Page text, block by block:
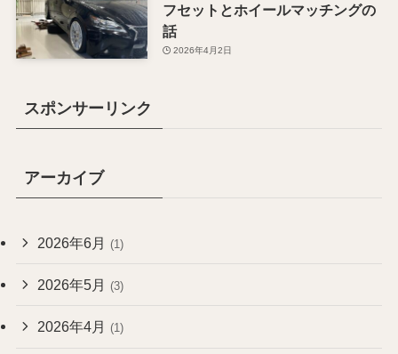
フセットとホイールマッチングの
話
2026年4月2日
スポンサーリンク
アーカイブ
2026年6月 (1)
2026年5月 (3)
2026年4月 (1)